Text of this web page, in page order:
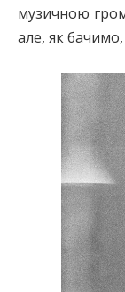
музичною
але, як